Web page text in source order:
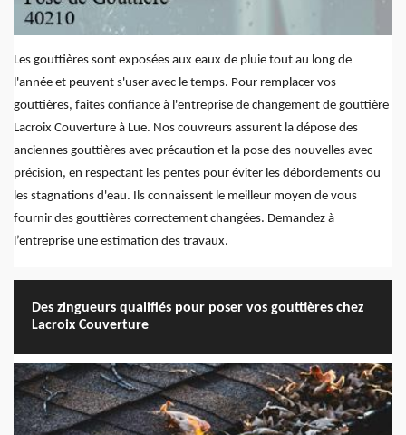
Les gouttières sont exposées aux eaux de pluie tout au long de
l'année et peuvent s'user avec le temps. Pour remplacer vos
gouttières, faites confiance à l'entreprise de changement de gouttière
Lacroix Couverture à Lue. Nos couvreurs assurent la dépose des
anciennes gouttières avec précaution et la pose des nouvelles avec
précision, en respectant les pentes pour éviter les débordements ou
les stagnations d'eau. Ils connaissent le meilleur moyen de vous
fournir des gouttières correctement changées. Demandez à
l’entreprise une estimation des travaux.
Des zingueurs qualifiés pour poser vos gouttières chez
Lacroix Couverture